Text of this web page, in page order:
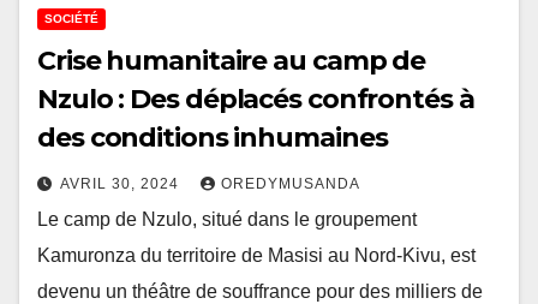
SOCIÉTÉ
Crise humanitaire au camp de
Nzulo : Des déplacés confrontés à
des conditions inhumaines
AVRIL 30, 2024 OREDYMUSANDA
Le camp de Nzulo, situé dans le groupement
Kamuronza du territoire de Masisi au Nord-Kivu, est
devenu un théâtre de souffrance pour des milliers de